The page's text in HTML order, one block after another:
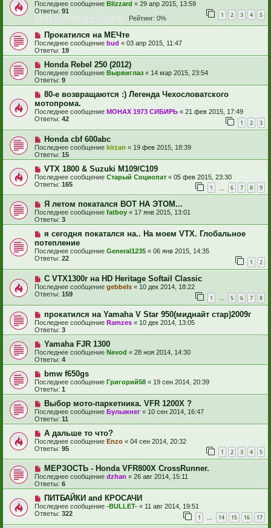
Последнее сообщение Blizzard « 29 апр 2015, 13:59
Ответы: 91 1 2 3 4 5
Рейтинг: 0%
Прокатился на МЕЧте
Последнее сообщение bud « 03 апр 2015, 11:47
Ответы: 19
Honda Rebel 250 (2012)
Последнее сообщение Вырвиглаз « 14 мар 2015, 23:54
Ответы: 9
80-е возвращаются :) Легенда Чехословатского
мотопрома.
Последнее сообщение МОНАХ 1973 СИБИРЬ « 21 фев 2015, 17:49
Ответы: 42 1 2 3
Honda cbf 600abc
Последнее сообщение kirzan « 19 фев 2015, 18:39
Ответы: 15
VTX 1800 & Suzuki M109/C109
Последнее сообщение Старый Социопат « 05 фев 2015, 23:30
Ответы: 165 1 6 7 8 9
Я летом покатался ВОТ НА ЭТОМ...
Последнее сообщение fatboy « 17 янв 2015, 13:01
Ответы: 3
я сегодня покатался на.. На моем VTX. Глобальное
потепление
Последнее сообщение General1235 « 06 янв 2015, 14:35
Ответы: 22 1 2
C VTX1300r на HD Heritage Softail Classic
Последнее сообщение gebbels « 10 дек 2014, 18:22
Ответы: 159 1 5 6 7 8
прокатился на Yamaha V Star 950(миднайт стар)2009г
Последнее сообщение Ramzes « 10 дек 2014, 13:05
Ответы: 3
Yamaha FJR 1300
Последнее сообщение Nevod « 28 ноя 2014, 14:30
Ответы: 4
bmw f650gs
Последнее сообщение Григорий58 « 19 сен 2014, 20:39
Ответы: 1
Выбор мото-паркетника. VFR 1200X ?
Последнее сообщение Булыжнег « 10 сен 2014, 16:47
Ответы: 11
А дальше то что?
Последнее сообщение Enzo « 04 сен 2014, 20:32
Ответы: 95 1 2 3 4 5
МЕРЗОСТЬ - Honda VFR800X CrossRunner.
Последнее сообщение dzhan « 26 авг 2014, 15:11
Ответы: 6
ПИТБАЙКИ and КРОСАЧИ
Последнее сообщение -BULLET- « 11 авг 2014, 19:51
Ответы: 322 1 … 14 15 16 17